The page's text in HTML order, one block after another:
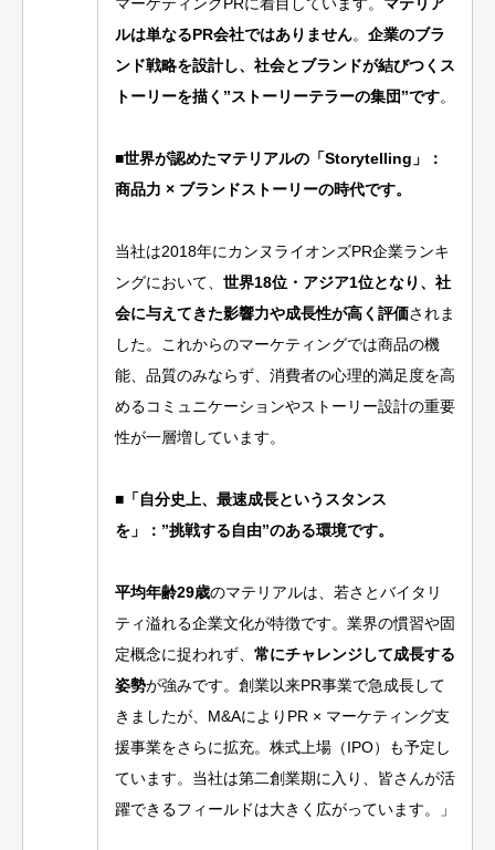
ルは単なるPR会社ではありません。 企業のブラ
ンド戦略を設計し、社会とブランドが結びつくス
トーリーを描く”ストーリーテラーの集団”です。
■世界が認めたマテリアルの「Storytelling」：
商品力 × ブランドストーリーの時代です。
当社は2018年にカンヌライオンズPR企業ランキ
ングにおいて、 世界18位・アジア1位となり、社
会に与えてきた影響力や成長性が高く評価されま
した。これからのマーケティングでは商品の機
能、品質のみならず、消費者の心理的満足度を高
めるコミュニケーションやストーリー設計の重要
性が一層増しています。
■「自分史上、最速成長というスタンス
を」：”挑戦する自由”のある環境です。
平均年齢29歳のマテリアルは、若さとバイタリ
ティ溢れる企業文化が特徴です。業界の慣習や固
定概念に捉われず、 常にチャレンジして成長する
姿勢が強みです。創業以来PR事業で急成長して
きましたが、M&AによりPR × マーケティング支
援事業をさらに拡充。株式上場（IPO）も予定し
ています。当社は第二創業期に入り、皆さんが活
躍できるフィールドは大きく広がっています。」